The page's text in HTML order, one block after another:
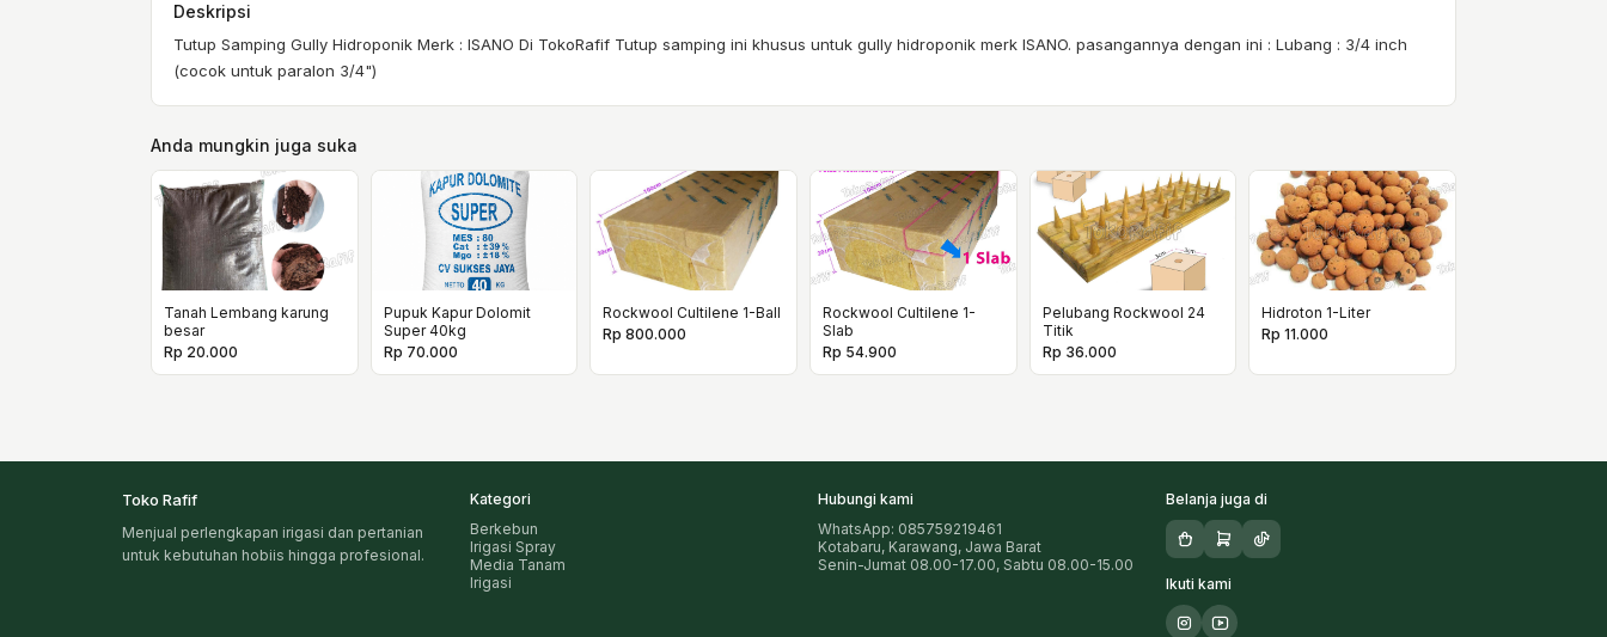
Deskripsi
Tutup Samping Gully Hidroponik Merk : ISANO Di TokoRafif Tutup samping ini khusus untuk gully hidroponik merk ISANO. pasangannya dengan ini : Lubang : 3/4 inch
(cocok untuk paralon 3/4")
Anda mungkin juga suka
Tanah Lembang karung
besar
Rp 20.000
Pupuk Kapur Dolomit
Super 40kg
Rp 70.000
Rockwool Cultilene 1-Ball
Rp 800.000
Rockwool Cultilene 1-
Slab
Rp 54.900
Pelubang Rockwool 24
Titik
Rp 36.000
Hidroton 1-Liter
Rp 11.000
Toko Rafif
Menjual perlengkapan irigasi dan pertanian
untuk kebutuhan hobiis hingga profesional.
Kategori
Berkebun
Irigasi Spray
Media Tanam
Irigasi
Hubungi kami
WhatsApp: 085759219461
Kotabaru, Karawang, Jawa Barat
Senin-Jumat 08.00-17.00, Sabtu 08.00-15.00
Belanja juga di
Ikuti kami